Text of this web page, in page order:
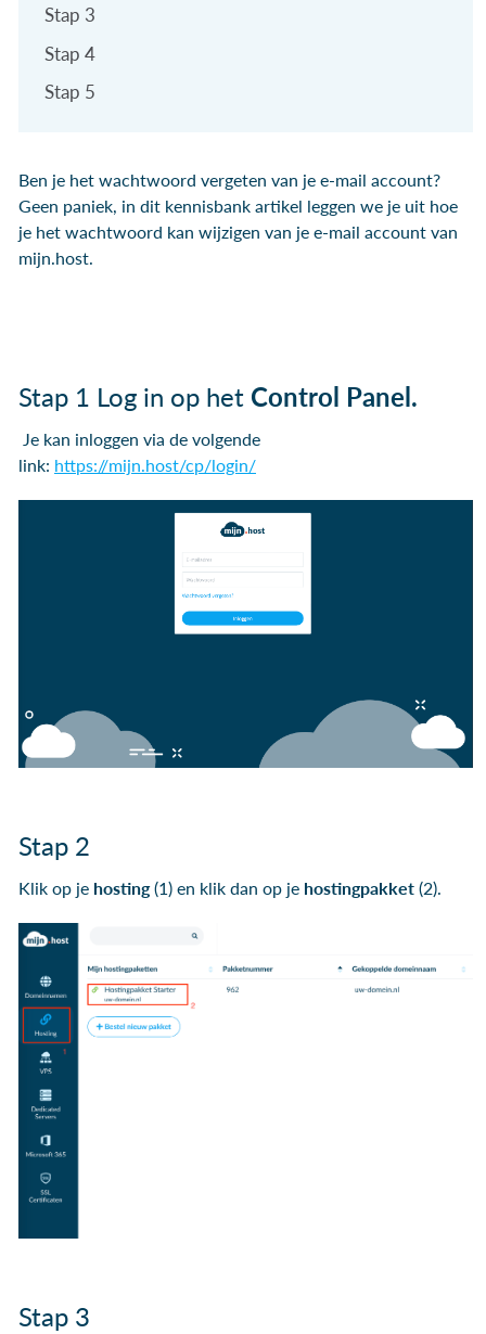
Stap 3
Stap 4
Stap 5
Ben je het wachtwoord vergeten van je e-mail account?
Geen paniek, in dit kennisbank artikel leggen we je uit hoe
je het wachtwoord kan wijzigen van je e-mail account van
mijn.host.
Stap 1 Log in op het Control Panel.
Je kan inloggen via de volgende
link: https://mijn.host/cp/login/
Stap 2
Klik op je hosting(1) en klik dan op je hostingpakket (2).
Stap 3